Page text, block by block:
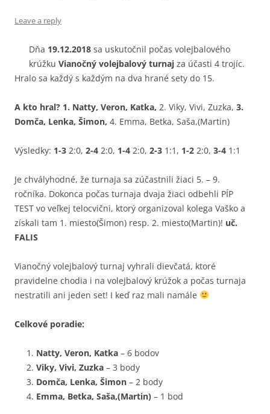
Leave a reply
Dňa 19.12.2018 sa uskutočnil počas volejbalového
krúžku Vianočný volejbalový turnaj za účasti 4 trojíc.
Hralo sa každý s každým na dva hrané sety do 15.
A kto hral? 1. Natty, Veron, Katka, 2. Viky, Vivi, Zuzka, 3.
Domča, Lenka, Šimon, 4. Emma, Betka, Saša,(Martin)
Výsledky: 1-3 2:0, 2-4 2:0, 1-4 2:0, 2-3 1:1, 1-2 2:0, 3-4 1:1
Je chvályhodné, že turnaja sa zúčastnili žiaci 5. – 9.
ročníka. Dokonca počas turnaja dvaja žiaci odbehli PÍP
TEST vo veľkej telocvični, ktorý organizoval kolega Vaško a
získali tam 1. miesto(Šimon) resp. 2. miesto(Martin)! uč.
FALIS
Vianočný volejbalový turnaj vyhrali dievčatá, ktoré
pravidelne chodia i na volejbalový krúžok a počas turnaja
nestratili ani jeden set! I keď raz mali namále
Celkové poradie:
Natty, Veron, Katka – 6 bodov
Viky, Vivi, Zuzka – 3 body
Domča, Lenka, Šimon – 2 body
Emma, Betka, Saša,(Martin) – 1 bod